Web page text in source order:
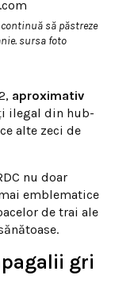
să păstreze
sursa foto
aproximativ
ilegal din hub-
alte zeci de
nu doar
emblematice
de trai ale
gri